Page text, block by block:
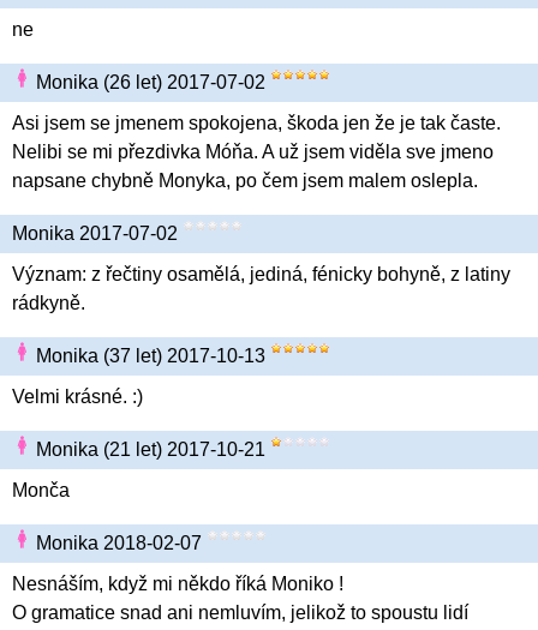
ne
Monika (26 let) 2017-07-02
Asi jsem se jmenem spokojena, škoda jen že je tak časte.
Nelibi se mi přezdivka Móňa. A už jsem viděla sve jmeno
napsane chybně Monyka, po čem jsem malem oslepla.
Monika 2017-07-02
Význam: z řečtiny osamělá, jediná, fénicky bohyně, z latiny
rádkyně.
Monika (37 let) 2017-10-13
Velmi krásné. :)
Monika (21 let) 2017-10-21
Monča
Monika 2018-02-07
Nesnáším, když mi někdo říká Moniko !
O gramatice snad ani nemluvím, jelikož to spoustu lidí